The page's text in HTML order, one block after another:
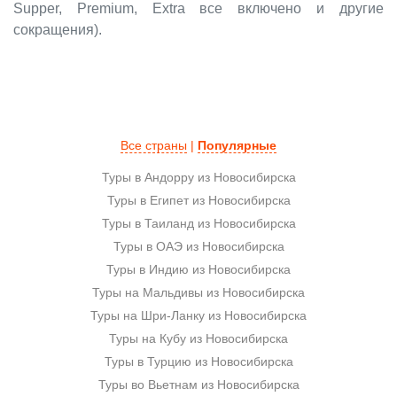
Supper, Premium, Extra все включено и другие
сокращения).
Все страны | Популярные
Туры в Андорру из Новосибирска
Туры в Египет из Новосибирска
Туры в Таиланд из Новосибирска
Туры в ОАЭ из Новосибирска
Туры в Индию из Новосибирска
Туры на Мальдивы из Новосибирска
Туры на Шри-Ланку из Новосибирска
Туры на Кубу из Новосибирска
Туры в Турцию из Новосибирска
Туры во Вьетнам из Новосибирска